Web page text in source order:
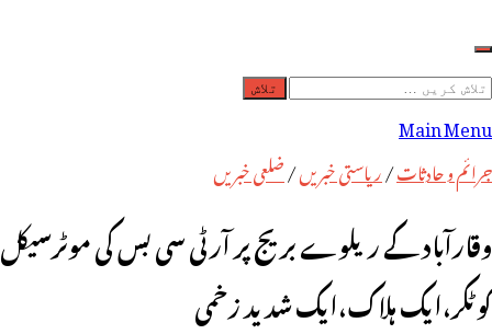
تلاش
کریں
برائے:
Main Menu
جرائم و حادثات/ریاستی خبریں/ضلعی خبریں
وقارآباد کے ریلوے بریج پر آرٹی سی بس کی موٹرسیکل
کو ٹکر،ایک ہلاک،ایک شدید زخمی